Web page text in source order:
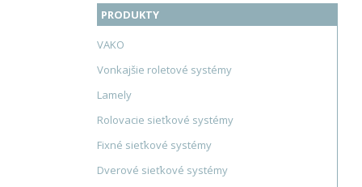
PRODUKTY
VAKO
Vonkajšie roletové systémy
Lamely
Rolovacie sieťkové systémy
Fixné sieťkové systémy
Dverové sieťkové systémy